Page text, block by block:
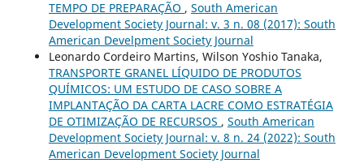
TEMPO DE PREPARAÇÃO , South American
Development Society Journal: v. 3 n. 08 (2017): South
American Develpment Society Journal
Leonardo Cordeiro Martins, Wilson Yoshio Tanaka,
TRANSPORTE GRANEL LÍQUIDO DE PRODUTOS
QUÍMICOS: UM ESTUDO DE CASO SOBRE A
IMPLANTAÇÃO DA CARTA LACRE COMO ESTRATÉGIA
DE OTIMIZAÇÃO DE RECURSOS , South American
Development Society Journal: v. 8 n. 24 (2022): South
American Development Society Journal